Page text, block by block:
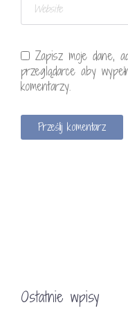
Zapisz moje dane,
przeglądarce aby
komentarzy.
Ostatnie wpisy